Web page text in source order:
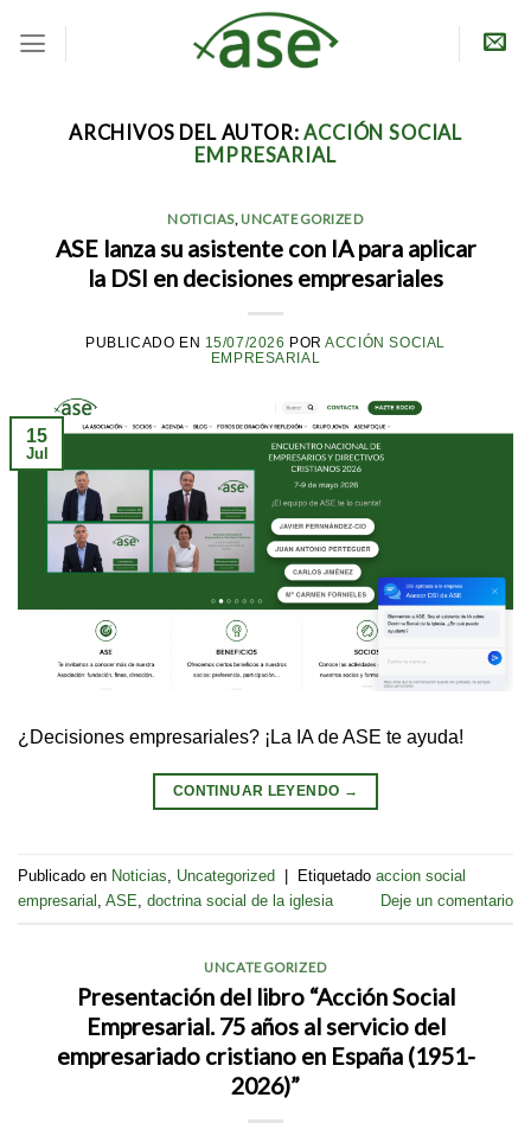
ARCHIVOS DEL AUTOR:ACCIÓN SOCIAL
EMPRESARIAL
NOTICIAS, UNCATEGORIZED
ASE lanza su asistente con IA para aplicar
la DSI en decisiones empresariales
PUBLICADO EN 15/07/2026 PORACCIÓN SOCIAL
EMPRESARIAL
15
Jul
¿Decisiones empresariales? ¡La IA de ASE te ayuda!
CONTINUAR LEYENDO →
Publicado en Noticias Uncategorized Etiquetado accion social
empresarial
ASE doctrina social de la iglesia Deje un comentario
UNCATEGORIZED
Presentación del libro “Acción Social
Empresarial. 75 años al servicio del
empresariado cristiano en España (1951-
2026)”